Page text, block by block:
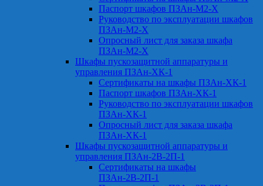
Паспорт шкафов ПЗАн-М2-Х
Руководство по эксплуатации шкафов
ПЗАн-М2-Х
Опросный лист для заказа шкафа
ПЗАн-М2-Х
Шкафы пускозащитной аппаратуры и
управления ПЗАн-ХК-1
Сертификаты на шкафы ПЗАн-ХК-1
Паспорт шкафов ПЗАн-ХК-1
Руководство по эксплуатации шкафов
ПЗАн-ХК-1
Опросный лист для заказа шкафа
ПЗАн-ХК-1
Шкафы пускозащитной аппаратуры и
управления ПЗАн-2В-2П-1
Сертификаты на шкафы
ПЗАн-2В-2П-1